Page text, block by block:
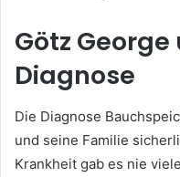
Götz
Diagnose
Die Diagnose
und seine Familie
Krankheit gab es nie